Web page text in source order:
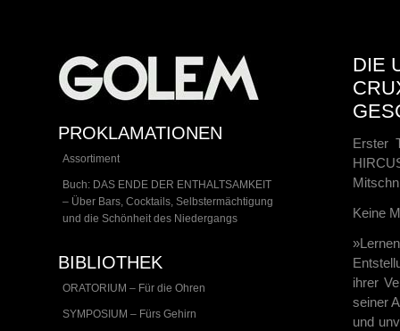
PROKLAMATIONEN
Assortiment
Buch: DAS ENDE DER ENTHALTSAMKEIT
– Über Bars, Cocktails, Selbstermächtigung
und die Schönheit des Niedergangs
BIBLIOTHEK
ORATORIUM – Für die Ohren
SYMPOSIUM – Fürs Gehirn
DIE
Erster
Keine
ihrer
seiner
und